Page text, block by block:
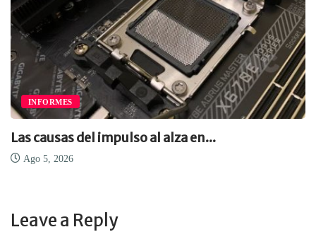
INFORMES
Las causas del impulso al alza en...
Ago 5, 2026
Leave a Reply